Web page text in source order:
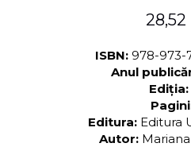
28,52
ISBN: 978-973-
Anul
Ediția:
Editura: Editura
Autor: